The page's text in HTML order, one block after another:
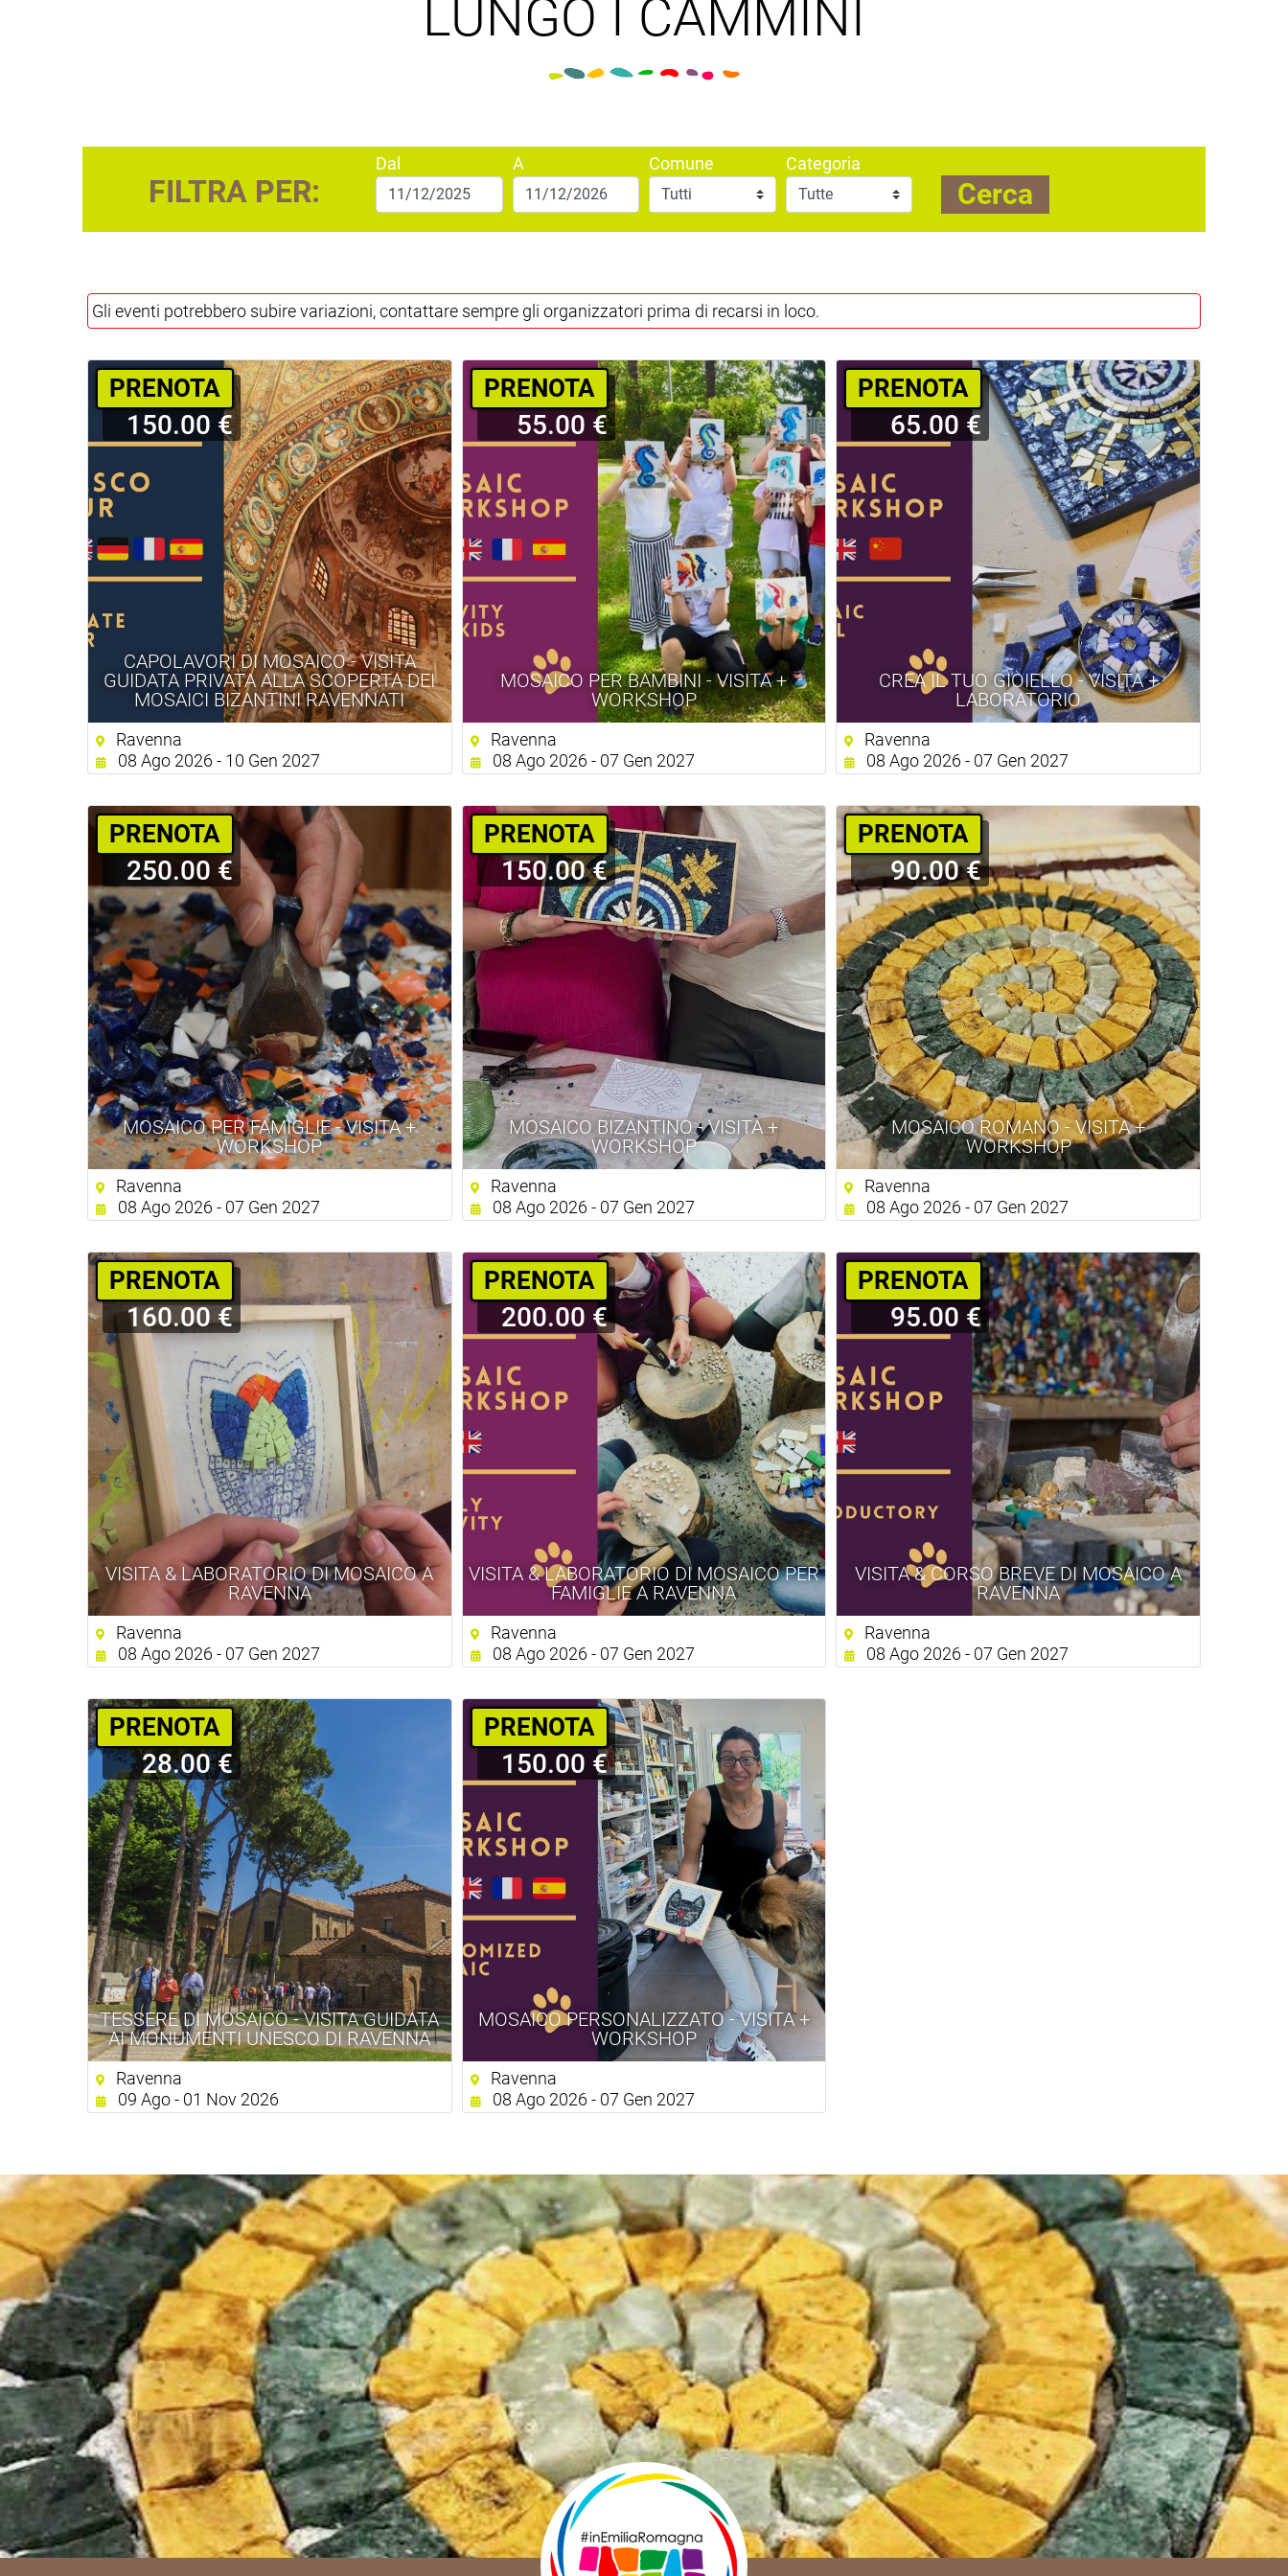
LUNGO I CAMMINI
FILTRA PER:
Dal A Comune Categoria
Cerca
Gli eventi potrebbero subire variazioni, contattare sempre gli organizzatori prima di recarsi in loco.
CAPOLAVORI DI MOSAICO - VISITA
GUIDATA PRIVATA ALLA SCOPERTA DEI
MOSAICI BIZANTINI RAVENNATI
PRENOTA
150.00 €
Ravenna
08 Ago 2026 - 10 Gen 2027
MOSAICO PER BAMBINI - VISITA +
WORKSHOP
PRENOTA
55.00 €
Ravenna
08 Ago 2026 - 07 Gen 2027
CREA IL TUO GIOIELLO - VISITA +
LABORATORIO
PRENOTA
65.00 €
Ravenna
08 Ago 2026 - 07 Gen 2027
MOSAICO PER FAMIGLIE - VISITA +
WORKSHOP
PRENOTA
250.00 €
Ravenna
08 Ago 2026 - 07 Gen 2027
MOSAICO BIZANTINO - VISITA +
WORKSHOP
PRENOTA
150.00 €
Ravenna
08 Ago 2026 - 07 Gen 2027
MOSAICO ROMANO - VISITA +
WORKSHOP
PRENOTA
90.00 €
Ravenna
08 Ago 2026 - 07 Gen 2027
VISITA & LABORATORIO DI MOSAICO A
RAVENNA
PRENOTA
160.00 €
Ravenna
08 Ago 2026 - 07 Gen 2027
VISITA & LABORATORIO DI MOSAICO PER
FAMIGLIE A RAVENNA
PRENOTA
200.00 €
Ravenna
08 Ago 2026 - 07 Gen 2027
VISITA & CORSO BREVE DI MOSAICO A
RAVENNA
PRENOTA
95.00 €
Ravenna
08 Ago 2026 - 07 Gen 2027
TESSERE DI MOSAICO - VISITA GUIDATA
AI MONUMENTI UNESCO DI RAVENNA
PRENOTA
28.00 €
Ravenna
09 Ago - 01 Nov 2026
MOSAICO PERSONALIZZATO - VISITA +
WORKSHOP
PRENOTA
150.00 €
Ravenna
08 Ago 2026 - 07 Gen 2027